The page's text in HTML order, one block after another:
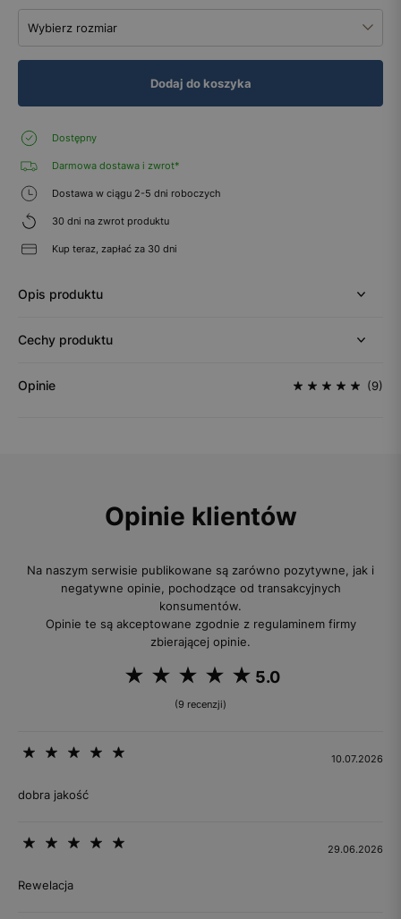
Wybierz rozmiar
Dodaj do koszyka
Dostępny
Darmowa dostawa i zwrot*
Dostawa w ciągu 2-5 dni roboczych
30 dni na zwrot produktu
Kup teraz, zapłać za 30 dni
Opis produktu
Cechy produktu
Opinie (9)
Opinie klientów
Na naszym serwisie publikowane są zarówno pozytywne, jak i
negatywne opinie, pochodzące od transakcyjnych
konsumentów.
Opinie te są akceptowane zgodnie z regulaminem firmy
zbierającej opinie.
5.0
(9 recenzji)
10.07.2026
dobra jakość
29.06.2026
Rewelacja